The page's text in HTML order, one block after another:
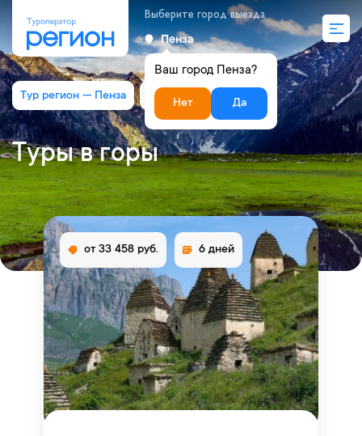
Выберите город выезда
Пенза
Ваш город Пенза?
Нет Да
Тур регион — Пенза Туры в горы
Туры в горы
от 33 458 руб. 6 дней